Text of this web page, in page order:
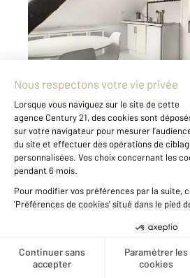
Créer une
Appartement F1 à louer
555 €
par mois charges comprises
En plein cœur du centre-ville
Century 21 Infinity vous
cet appartement de type
disponible à la location. Les
comprennent l'eau et
communes ainsi que la taxe ...